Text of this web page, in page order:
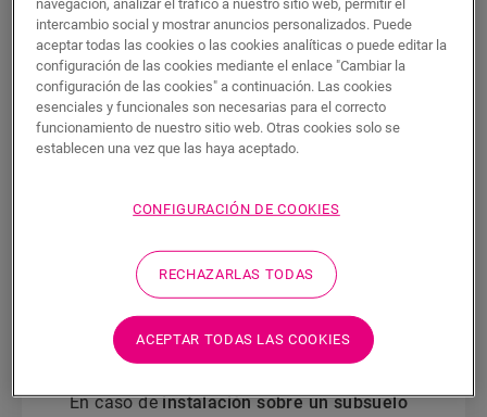
método de instalación elijas.
En el caso deencolado, el recubrimiento
de suelo existente debe retirarse por
completo.
Para suelosflotantes, retira primero
permeable a la humedad (moqueta, fieltro
recubrimiento de suelo existente sellado
frente a la humedad (suelo vinílico sin
espuma/sin acolchado, linóleo, etc.).
Utiliza siempre una base. Recomendamos
el uso de una base Quick-Step.
En caso deinstalación sobre un subsuelo
intercambio social y mostrar anuncios personalizados. Puede
aceptar todas las cookies o las cookies analíticas o puede editar la
configuración de las cookies mediante el enlace "Cambiar la
configuración de las cookies" a continuación. Las cookies
esenciales y funcionales son necesarias para el correcto
funcionamiento de nuestro sitio web. Otras cookies solo se
establecen una vez que las haya aceptado.
CONFIGURACIÓN DE COOKIES
RECHAZARLAS TODAS
ACEPTAR TODAS LAS COOKIES